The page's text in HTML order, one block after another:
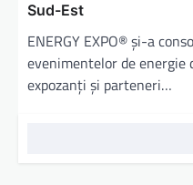
Sud-Est
ENERGY EXPO® și-a
evenimentelor de energie
expozanți și parteneri…